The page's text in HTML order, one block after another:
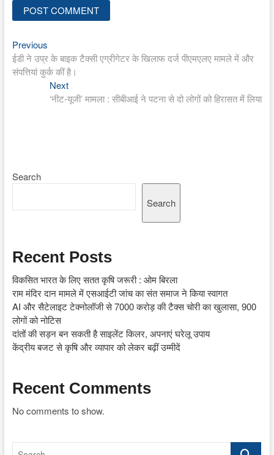
Post
navigation
PreviousPrevious
post:
ईडी ने उप्र के बाइक टैक्सी एग्रीगेटर के खिलाफ दर्ज पीएमएलए मामले में और
संपत्तियां कुर्क कीं है।
NextNext
post:
‘नीट-यूजी’ मामला : सीबीआई ने पटना से दो लोगों को हिरासत में लिया
Search
Search
Recent Posts
विकसित भारत के लिए सतत कृषि जरूरी : ओम बिरला
राम मंदिर दान मामले में एसआईटी जांच का संत समाज ने किया स्वागत
AI और सैटेलाइट टेक्नोलॉजी से 7000 करोड़ की टैक्स चोरी का खुलासा, 900
लोगों को नोटिस
दांतों की सड़न बन सकती है साइलेंट किलर, अपनाएं घरेलू उपाय
केंद्रीय बजट से कृषि और व्यापार को लेकर बढ़ीं उम्मीदें
Recent Comments
No comments to show.
Search